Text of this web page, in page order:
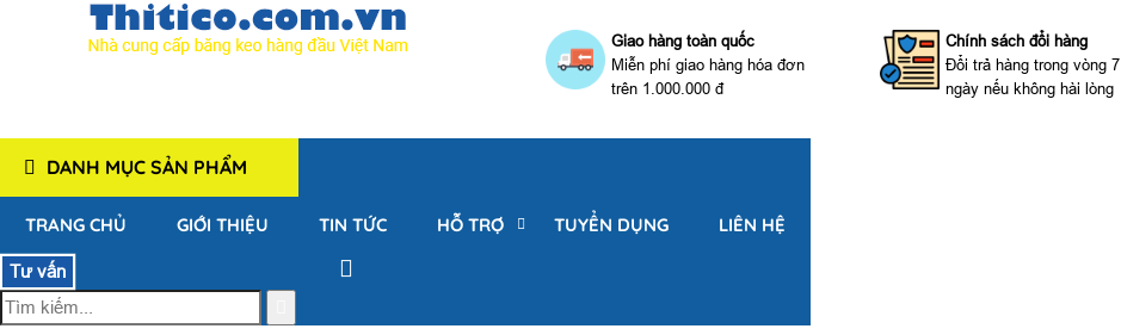
Giao hàng toàn quốc
Miễn phí giao hàng hóa đơn
trên 1.000.000 đ
Chính sách đổi hàng
Đổi trả hàng trong vòng 7
ngày nếu không hài lòng
DANH MỤC SẢN PHẨM
TRANG CHỦ GIỚI THIỆU TIN TỨC HỖ TRỢ TUYỂN DỤNG LIÊN HỆ
Tư vấn